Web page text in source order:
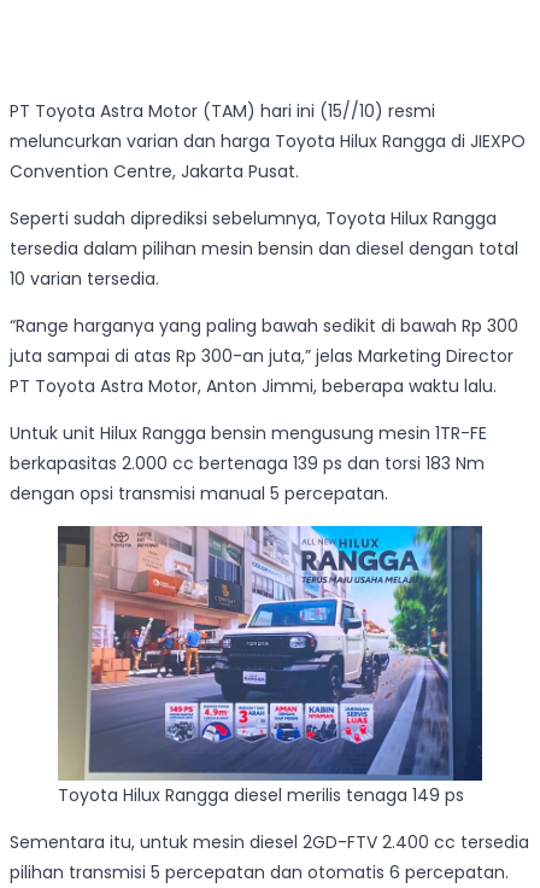
PT Toyota Astra Motor (TAM) hari ini (15//10) resmi
meluncurkan varian dan harga Toyota Hilux Rangga di JIEXPO
Convention Centre, Jakarta Pusat.
Seperti sudah diprediksi sebelumnya, Toyota Hilux Rangga
tersedia dalam pilihan mesin bensin dan diesel dengan total
10 varian tersedia.
“Range harganya yang paling bawah sedikit di bawah Rp 300
juta sampai di atas Rp 300-an juta,” jelas Marketing Director
PT Toyota Astra Motor, Anton Jimmi, beberapa waktu lalu.
Untuk unit Hilux Rangga bensin mengusung mesin 1TR-FE
berkapasitas 2.000 cc bertenaga 139 ps dan torsi 183 Nm
dengan opsi transmisi manual 5 percepatan.
Toyota Hilux Rangga diesel merilis tenaga 149 ps
Sementara itu, untuk mesin diesel 2GD-FTV 2.400 cc tersedia
pilihan transmisi 5 percepatan dan otomatis 6 percepatan.